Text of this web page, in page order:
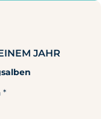
JAHR
*